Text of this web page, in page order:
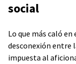
social
Lo que más caló
desconexión entre
impuesta al